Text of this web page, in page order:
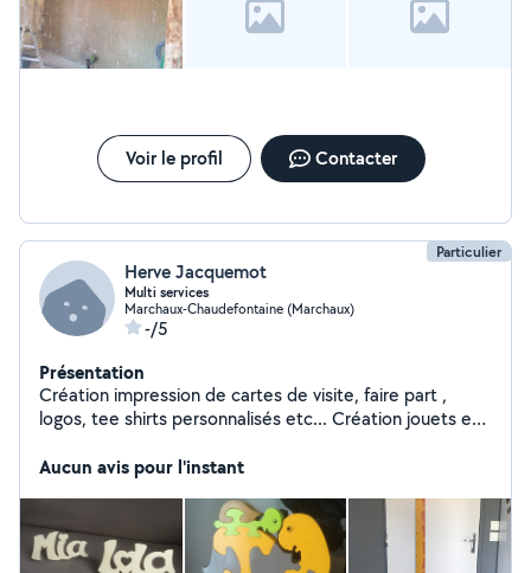
urgences plomberies
Voir le profil Contacter
Particulier
Herve Jacquemot
Multi services
Marchaux-Chaudefontaine (Marchaux)
-/5
Présentation
Création impression de cartes de visite, faire part ,
logos, tee shirts personnalisés etc... Création jouets et
d'électricité domestique. Je suis guitariste et bassiste
suis en retraite mobile et très disponible
Aucun avis pour l'instant